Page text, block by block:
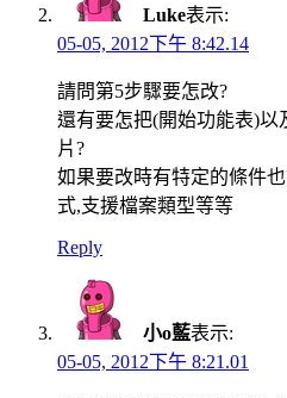
Luke表示:
05-05, 2012下午 8:42.14
請問第5步驟要怎改?
還有要怎把(開始功能表)以
片?
如果要改時有特定的條件
式,支援檔案類型等等
Reply
小o藍表示:
05-05, 2012下午 8:21.01